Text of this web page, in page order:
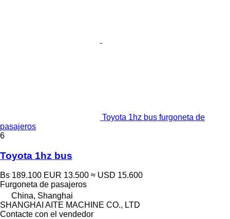
Toyota 1hz bus furgoneta de
pasajeros
6
Toyota 1hz bus
Bs 189.100 EUR 13.500 ≈ USD 15.600
Furgoneta de pasajeros
China, Shanghai
SHANGHAI AITE MACHINE CO., LTD
Contacte con el vendedor